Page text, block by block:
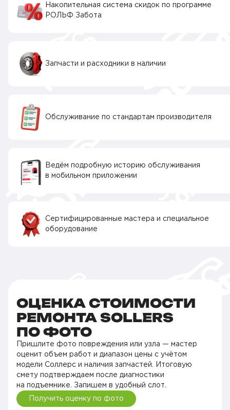
Накопительная система скидок по программе
РОЛЬФ Забота
Запчасти и расходники в наличии
Обслуживание по стандартам производителя
Ведём подробную историю обслуживания
в мобильном приложении
Сертифицированные мастера и специальное
оборудование
ОЦЕНКА СТОИМОСТИ
РЕМОНТА SOLLERS
ПО ФОТО
Пришлите фото повреждения или узла — мастер
оценит объем работ и диапазон цены с учётом
модели Соллерс и наличия запчастей. Итоговую
смету подтверждаем после диагностики
на подъемнике. Запишем в удобный слот.
Получить оценку по фото